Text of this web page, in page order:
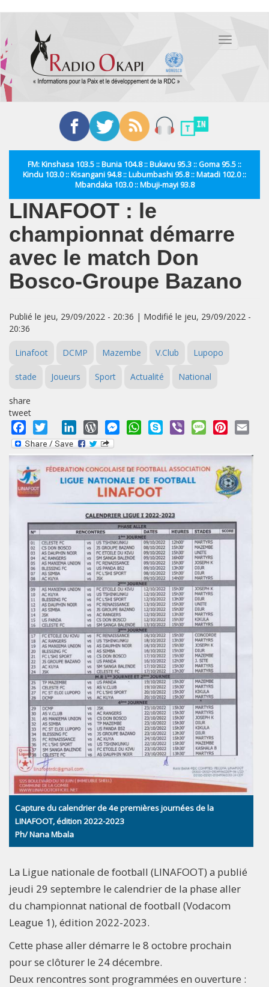
contenu
principal
Toggle
FM: Kinshasa 103.5 :: Bunia 104.8 :: Bukavu 95.3 :: Goma 95.5 ::
Kindu 103.0 :: Kisangani 94.8 :: Lubumbashi 95.8 :: Matadi 102.0 ::
Mbandaka 103.0 :: Mbuji-mayi 93.8
LINAFOOT : le
championnat démarre
avec le match Don
Bosco-Groupe Bazano
Publié le jeu, 29/09/2022 - 20:36 | Modifié le jeu, 29/09/2022 -
20:36
Linafoot DCMP Mazembe V.Club Lupopo
stade Joueurs Sport Actualité National
share
tweet
Facebook
Twitter LinkedInWordPressMessengerWhatsApp
Skype Viber MessagePinterest
Capture du calendrier de 4e premières journées de la
LINAFOOT, édition 2022-2023
Ph/ Nana Mbala
La Ligue nationale de football (LINAFOOT) a publié
jeudi 29 septembre le calendrier de la phase aller
du championnat national de football (Vodacom
League 1), édition 2022-2023.
Cette phase aller démarre le 8 octobre prochain
pour se clôturer le 24 décembre.
Deux rencontres sont programmées en ouverture :